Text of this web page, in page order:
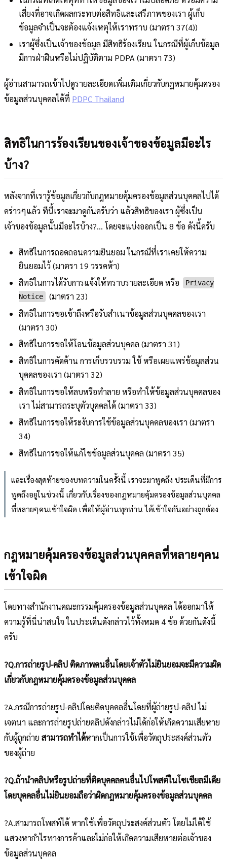
เสี่ยงที่อาจเกิดผลกระทบต่อสิทธิและเสรีภาพของเรา ผู้เก็บ
ข้อมูลจำเป็นจะต้องแจ้งเหตุให้เราทราบ (มาตรา 37(4))
เราผู้ซึ่งเป็นเจ้าของข้อมูล มีสิทธิร้องเรียน ในกรณีที่ผู้เก็บข้อมูล
มีการฝ่าฝืนหรือไม่ปฏิบัติตาม PDPA (มาตรา 73)
ผู้อ่านสามารถเข้าไปดูรายละเอียดเพิ่มเติมเกี่ยวกับกฎหมายคุ้มครอง
ข้อมูลส่วนบุคคลได้ที่ PDPC Thailand
สิทธิในการร้องเรียนของเจ้าของข้อมูลมีอะไร
บ้าง?
หลังจากที่เรารู้ข้อมูลเกี่ยวกับกฎหมายคุ้มครองข้อมูลส่วนบุคคลไปได้
คร่าวๆแล้ว ทีนี้เราจะมาดูกันครับว่า แล้วสิทธิของเรา ผู้ซึ่งเป็น
เจ้าของข้อมูลนั้นมีอะไรบ้าง?... โดยจะแบ่งออกเป็น 8 ข้อ ดังนี้ครับ
สิทธิในการถอดถอนความยินยอม ในกรณีที่เราเคยให้ความ
ยินยอมไว้ (มาตรา 19 วรรคห้า)
สิทธิในการได้รับการแจ้งให้ทราบรายละเอียด หรือ
Privacy
Notice
(มาตรา 23)
สิทธิในการขอเข้าถึงหรือรับสำเนาข้อมูลส่วนบุคคลของเรา
(มาตรา 30)
สิทธิในการขอให้โอนข้อมูลส่วนบุคคล (มาตรา 31)
สิทธิในการคัดค้าน การเก็บรวบรวม ใช้ หรือเผยแพร่ข้อมูลส่วน
บุคคลของเรา (มาตรา 32)
สิทธิในการขอให้ลบหรือทำลาย หรือทำให้ข้อมูลส่วนบุคคลของ
เรา ไม่สามารถระบุตัวบุคคลได้ (มาตรา 33)
สิทธิในการขอให้ระงับการใช้ข้อมูลส่วนบุคคลของเรา (มาตรา
34)
สิทธิในการขอให้แก้ไขข้อมูลส่วนบุคคล (มาตรา 35)
และเรื่องสุดท้ายของบทความในครั้งนี้ เราจะมาพูดถึง ประเด็นที่มีการ
พูดถึงอยู่ในช่วงนี้ เกี่ยวกับเรื่องของกฎหมายคุ้มครองข้อมูลส่วนบุคคล
ที่หลายๆคนเข้าใจผิด เพื่อให้ผู้อ่านทุกท่าน ได้เข้าใจกันอย่างถูกต้อง
กฎหมายคุ้มครองข้อมูลส่วนบุคคลที่หลายๆคน
เข้าใจผิด
โดยทางสำนักงานคณะกรรมคุ้มครองข้อมูลส่วนบุคคล ได้ออกมาให้
ความรู้ที่นี่น่าสนใจ ในประเด็นดังกล่าวไว้ทั้งหมด 4 ข้อ ด้วยกันดังนี้
ครับ
?Q.การถ่ายรูป-คลิป ติดภาพคนอื่นโดยเจ้าตัวไม่ยินยอมจะมีความผิด
เกี่ยวกับกฎหมายคุ้มครองข้อมูลส่วนบุคคล
?A.กรณีการถ่ายรูป-คลิปโดยติดบุคคลอื่นโดยที่ผู้ถ่ายรูป-คลิป ไม่
เจตนา และการถ่ายรูปถ่ายคลิปดังกล่าวไม่ได้ก่อให้เกิดความเสียหาย
กับผู้ถูกถ่าย สามารถทำได้หากเป็นการใช้เพื่อวัตถุประสงค์ส่วนตัว
ของผู้ถ่าย
?Q.ถ้านำคลิปหรือรูปถ่ายที่ติดบุคคลคนอื่นไปโพสต์ในโซเชียลมีเดีย
โดยบุคคลอื่นไม่ยินยอมถือว่าผิดกฎหมายคุ้มครองข้อมูลส่วนบุคคล
?A.สามารถโพสท์ได้ หากใช้เพื่อวัตถุประสงค์ส่วนตัว โดยไม่ได้ใช้
แสวงหากำไรทางการค้าและไม่ก่อให้เกิดความเสียหายต่อเจ้าของ
ข้อมูลส่วนบุคคล